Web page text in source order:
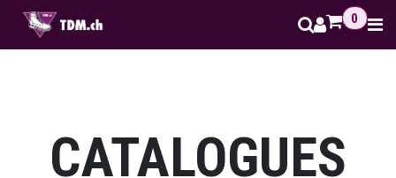
0
CATALOGUES